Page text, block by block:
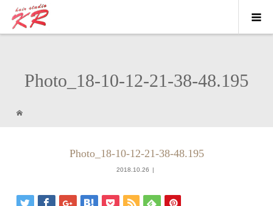
Photo_18-10-12-21-38-48.195
Photo_18-10-12-21-38-48.195
2018.10.26